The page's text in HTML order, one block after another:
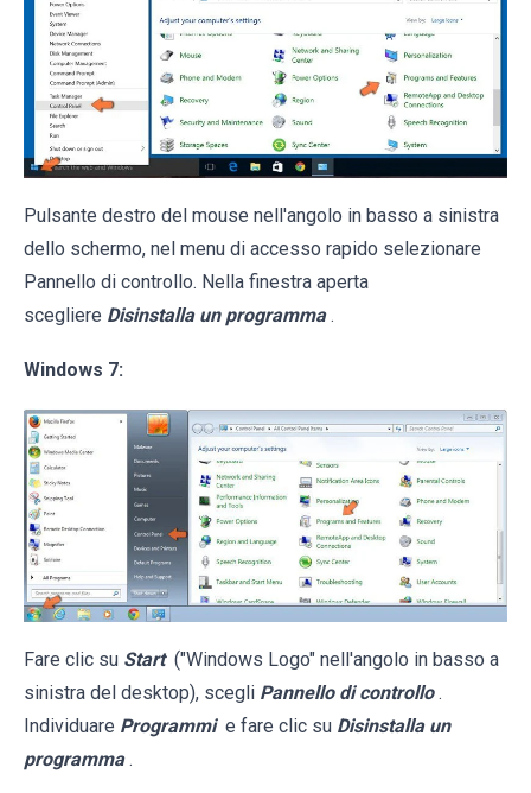
Pulsante destro del mouse nell'angolo in basso a sinistra
dello schermo, nel menu di accesso rapido selezionare
Pannello di controllo. Nella finestra aperta
scegliere Disinstalla un programma .
Windows 7:
Fare clic su Start ("Windows Logo" nell'angolo in basso a
sinistra del desktop), scegli Pannello di controllo .
Individuare Programmi e fare clic su Disinstalla un
programma .